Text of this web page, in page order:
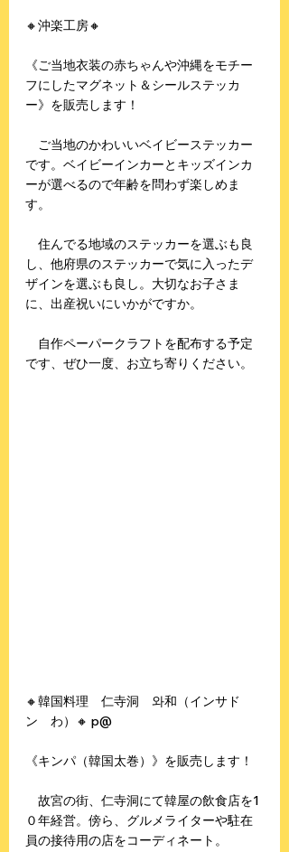
🔸沖楽工房🔸
《ご当地衣装の赤ちゃんや沖縄をモチー
フにしたマグネット＆シールステッカ
ー》を販売します！
ご当地のかわいいベイビーステッカー
です。ベイビーインカーとキッズインカ
ーが選べるので年齢を問わず楽しめま
す。
住んでる地域のステッカーを選ぶも良
し、他府県のステッカーで気に入ったデ
ザインを選ぶも良し。大切なお子さま
に、出産祝いにいかがですか。
自作ペーパークラフトを配布する予定
です、ぜひ一度、お立ち寄りください。
🔸韓国料理　仁寺洞　와和（インサド
ン　わ）🔸 p@
《キンパ（韓国太巻）》を販売します！
故宮の街、仁寺洞にて韓屋の飲食店を1
０年経営。傍ら、グルメライターや駐在
員の接待用の店をコーディネート。